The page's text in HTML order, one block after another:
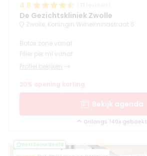
4.8
De Gezichtskliniek Zwolle
Zwolle, Koningin Wilhelminastraat 5
Botox zone vanaf
Filler per ml vanaf
Profiel bekijken
20% opening korting
Bekijk agenda
Onlangs 140x geboekt
Best beoordeeld